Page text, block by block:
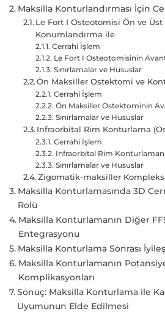
Maksilla Konturlandırması İçin
Le Fort I Osteotomisi Ön ve Üst
Konumlandırma ile
Cerrahi İşlem
Le Fort I Osteotomisinin
Sınırlamalar ve Hususlar
Ön Maksiller Ostektomi ve
Cerrahi İşlem
Ön Maksiller Ostektominin
Sınırlamalar ve Hususlar
Infraorbital Rim Konturlama
Cerrahi İşlem
Infraorbital Rim
Sınırlamalar ve Hususlar
Zigomatik-maksiller Kompleks
Maksilla Konturlamasında 3D
Rolü
Maksilla Konturlamanın Diğer
Entegrasyonu
Maksilla Konturlama Sonrası
Maksilla Konturlamanın
Komplikasyonları
Sonuç: Maksilla Konturlama ile
Uyumunun Elde Edilmesi